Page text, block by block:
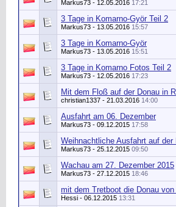
Markus73 - 12.05.2016 17:21
3 Tage in Komarno-Györ Teil 2
Markus73 - 13.05.2016 15:57
3 Tage in Komarno-Györ
Markus73 - 13.05.2016 15:51
3 Tage in Komarno Fotos Teil 2
Markus73 - 12.05.2016 17:23
Mit dem Floß auf der Donau in
christian1337 - 21.03.2016 14:00
Ausfahrt am 06. Dezember
Markus73 - 09.12.2015 17:58
Weihnachtliche Ausfahrt auf der
Markus73 - 25.12.2015 09:50
Wachau am 27. Dezember 2015
Markus73 - 27.12.2015 18:46
mit dem Tretboot die Donau
Hessi - 06.12.2015 13:31